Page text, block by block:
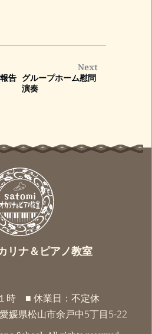
Next
告 グループホーム慰問
演奏
リナ＆ピアノ教室
時　■ 休業日：不定休
媛県松山市余戸中5丁目5-22